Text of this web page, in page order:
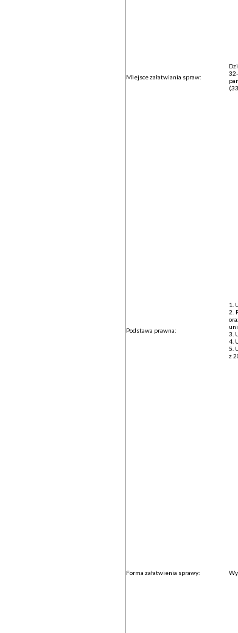
Miejsce załatwiania spraw:
Podstawa prawna:
1.
2.
3.
4.
5.
z
Forma załatwienia sprawy: